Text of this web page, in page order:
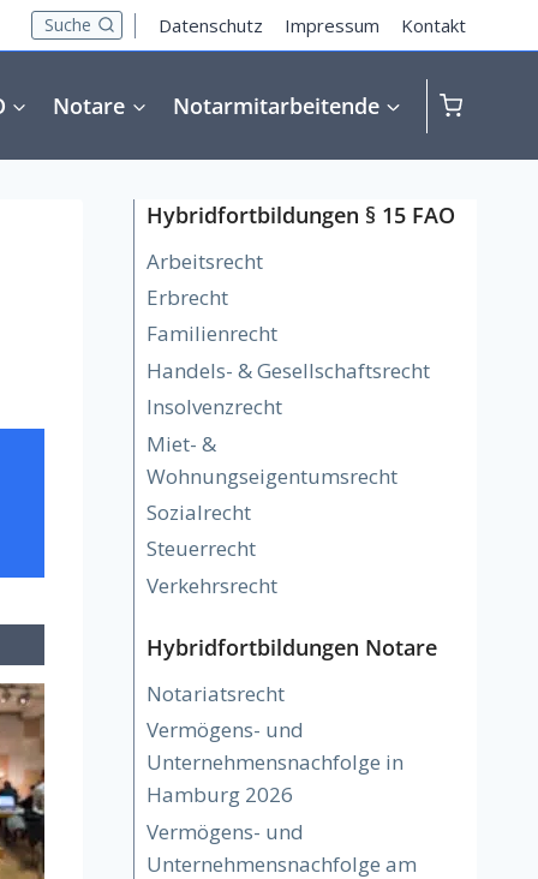
Suche Datenschutz Impressum Kontakt
Notare Notarmitarbeitende
Hybridfortbildungen § 15 FAO
Arbeitsrecht
Erbrecht
Familienrecht
Handels- & Gesellschaftsrecht
Insolvenzrecht
Miet- &
Wohnungseigentumsrecht
Sozialrecht
Steuerrecht
Verkehrsrecht
Hybridfortbildungen Notare
Notariatsrecht
Vermögens- und
Unternehmensnachfolge in
Hamburg 2026
Vermögens- und
Unternehmensnachfolge am